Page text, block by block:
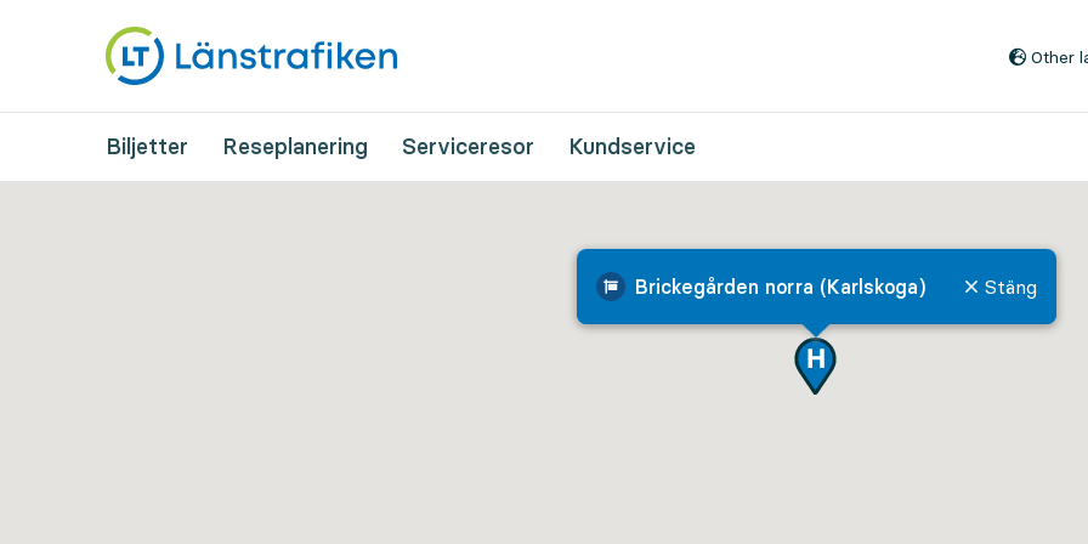
Other
Biljetter Reseplanering Serviceresor Kundservice
Brickegården norra (Karlskoga) Stäng